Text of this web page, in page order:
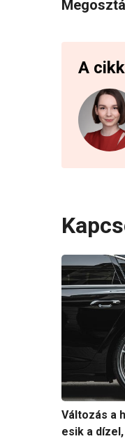
A
Változás a
esik a